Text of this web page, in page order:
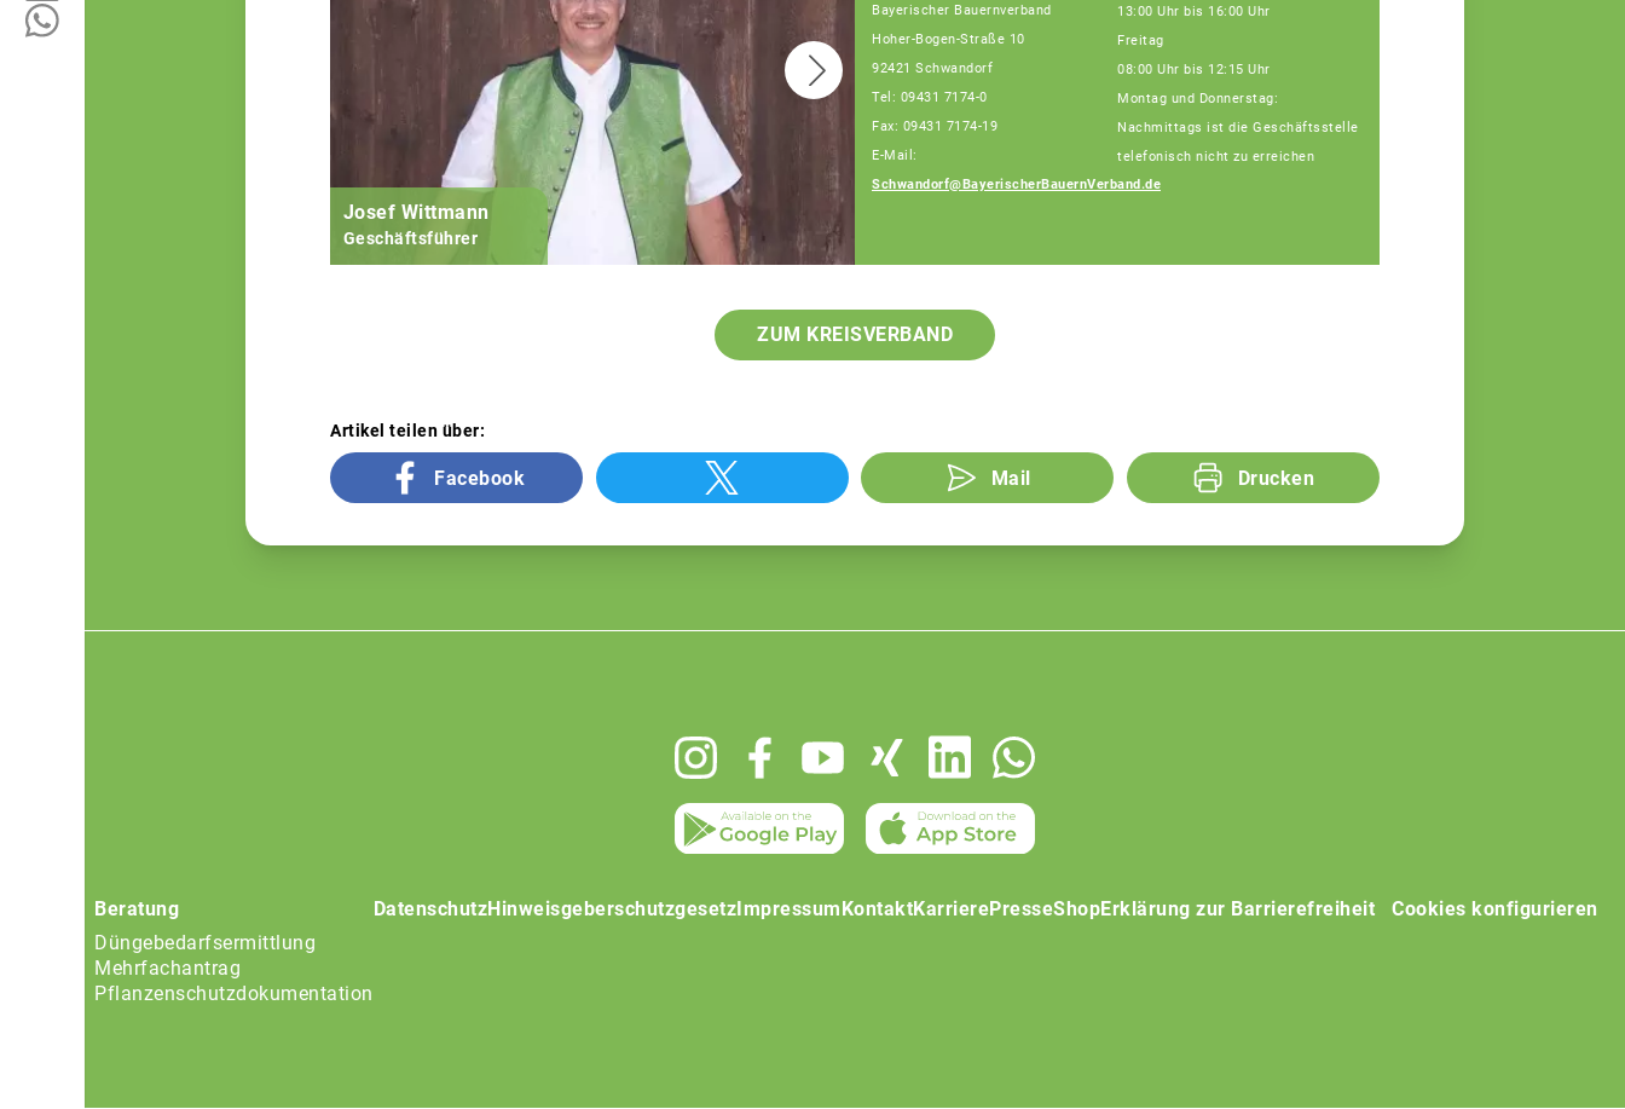
Josef Wittmann
Geschäftsführer
Bayerischer Bauernverband
Hoher-Bogen-Straße 10
92421 Schwandorf
Tel: 09431 7174-0
Fax: 09431 7174-19
E-Mail:
Schwandorf@BayerischerBauernVerband.de
13:00 Uhr bis 16:00 Uhr
Freitag
08:00 Uhr bis 12:15 Uhr
Montag und Donnerstag:
Nachmittags ist die Geschäftsstelle
telefonisch nicht zu erreichen
ZUM KREISVERBAND
Artikel teilen über:
Facebook Mail Drucken
Beratung
Düngebedarfsermittlung
Mehrfachantrag
Pflanzenschutzdokumentation
DatenschutzHinweisgeberschutzgesetz Impressum KontaktKarrierePresseShopErklärung zur Barrierefreiheit Cookies konfigurieren